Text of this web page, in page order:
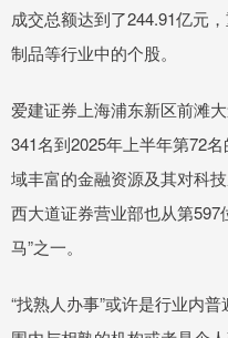
成交总额达到了244.91亿元
制品等行业中的个股。
爱建证券上海浦东新区前滩
341名到2025年上半年第72
域丰富的金融资源及其对科
西大道证券营业部也从第597
马”之一。
“找熟人办事”或许是行业内